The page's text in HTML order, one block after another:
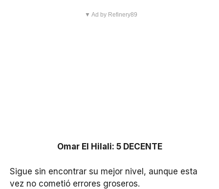
▼ Ad by Refinery89
Omar El Hilali: 5 DECENTE
Sigue sin encontrar su mejor nivel, aunque esta
vez no cometió errores groseros.